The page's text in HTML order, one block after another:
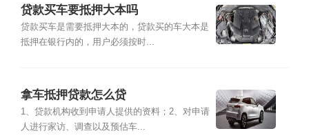
贷款买车要抵押大本吗
贷款买车是需要抵押大本的，贷款买的车大本是
抵押在银行内的，用户必须按时...
拿车抵押贷款怎么贷
1、贷款机构收到申请人提供的资料；2、对申请
人进行家访、调查以及预估车...